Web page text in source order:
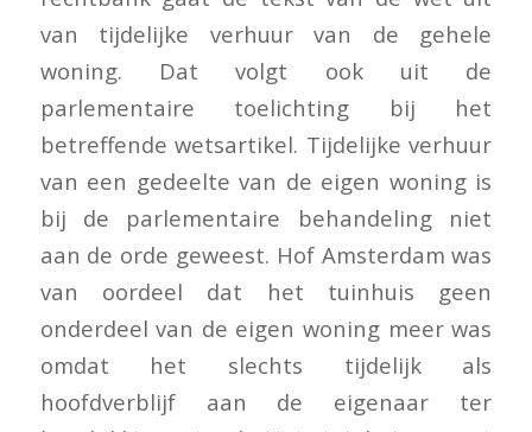
van tijdelijke verhuur van de gehele
woning. Dat volgt ook uit de
parlementaire toelichting bij het
betreffende wetsartikel. Tijdelijke verhuur
van een gedeelte van de eigen woning is
bij de parlementaire behandeling niet
aan de orde geweest. Hof Amsterdam was
van oordeel dat het tuinhuis geen
onderdeel van de eigen woning meer was
omdat het slechts tijdelijk als
hoofdverblijf aan de eigenaar ter